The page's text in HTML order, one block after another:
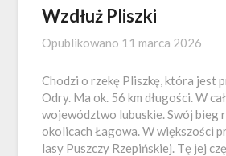
Wzdłuż Pliszki
Opublikowano 11 marca 2026
Chodzi o rzekę Pliszkę, która jest
Odry. Ma ok. 56 km długości. W
województwo lubuskie. Swój bieg
okolicach Łagowa. W większości
lasy Puszczy Rzepińskiej. Tę jej